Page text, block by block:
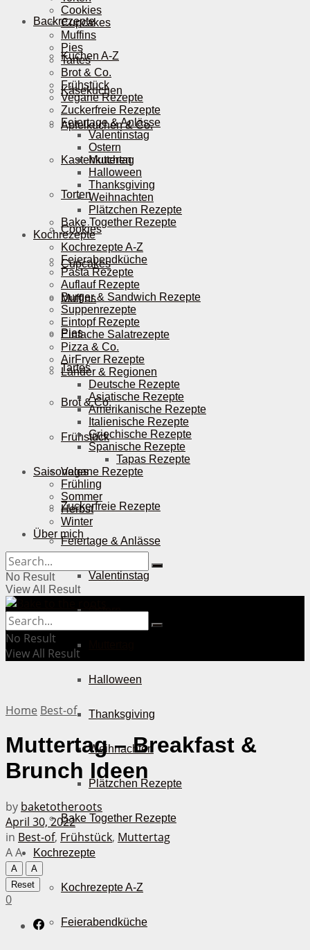
Backrezepte
Kuchen A-Z
Käsekuchen
Apfelkuchen & Co.
Kastenkuchen
Torten
Cookies
Cupcakes
Muffins
Pies
Tartes
Brot & Co.
Frühstück
Vegane Rezepte
Zuckerfreie Rezepte
Feiertage & Anlässe
Valentinstag
Ostern
Halloween
Thanksgiving
Weihnachten
Plätzchen Rezepte
Bake Together Rezepte
Kochrezepte
Kochrezepte A-Z
Feierabendküche
Cookies
Cupcakes
Muffins
Pies
Tartes
Brot & Co.
Frühstück
Vegane Rezepte
Zuckerfreie Rezepte
Feiertage & Anlässe
Valentinstag
Ostern
Muttertag
Halloween
Thanksgiving
Weihnachten
Plätzchen Rezepte
Bake Together Rezepte
Kochrezepte
Kochrezepte A-Z
Feierabendküche
Pasta Rezepte
Auflauf Rezepte
Burger & Sandwich Rezepte
Suppenrezepte
Eintopf Rezepte
Einfache Salatrezepte
Pizza & Co.
AirFryer Rezepte
Länder & Regionen
Deutsche Rezepte
Asiatische Rezepte
Amerikanische Rezepte
Italienische Rezepte
Griechische Rezepte
Spanische Rezepte
Tapas Rezepte
Saisonales
Frühling
Sommer
Herbst
Winter
Über mich
No Result
View All Result
No Result
View All Result
Home Best-of
Muttertag – Breakfast &
Brunch Ideen
by baketotheroots
April 30, 2022
in Best-of, Frühstück, Muttertag
AA
A
A
Reset
0